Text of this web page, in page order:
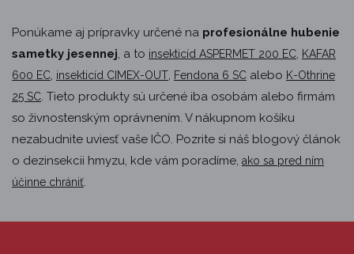
Ponúkame aj prípravky určené na profesionálne hubenie
sametky jesennej, a to insekticíd ASPERMET 200 EC, KAFAR
600 EC, insekticíd CIMEX-OUT, Fendona 6 SC alebo K-Othrine
25 SC. Tieto produkty sú určené iba osobám alebo firmám
so živnostenským oprávnením. V nákupnom košíku
nezabudnite uviesť vaše IČO. Pozrite si náš blogový článok
o dezinsekcii hmyzu, kde vám poradíme, ako sa pred ním
účinne chrániť.